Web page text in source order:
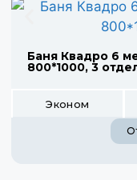
Баня Квадро 6
800*1000, 3
Эконом